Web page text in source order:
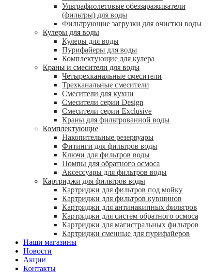
Ультрафиолетовые обеззараживатели
(фильтры) для воды
Фильтрующие загрузки для очистки воды
Кулеры для воды
Кулеры для воды
Пурифайеры для воды
Комплектующие для кулера
Краны и смесители для воды
Четырехканальные смесители
Трехканальные смесители
Смесители для кухни
Смесители серии Design
Смесители серии Exclusive
Краны для фильтрованной воды
Комплектующие
Накопительные резервуары
Фитинги для фильтров воды
Ключи для фильтров воды
Помпы для обратного осмоса
Аксессуары для фильтров воды
Картриджи для фильтров воды
Картриджи для фильтров под мойку
Картриджи для фильтров кувшинов
Картриджи для антинакипных фильтров
Картриджи для систем обратного осмоса
Картриджи для магистральных фильтров
Картриджи сменные для пурифайеров
Наши магазины
Новости
Акции
Контакты